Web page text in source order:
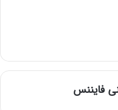
فایننس